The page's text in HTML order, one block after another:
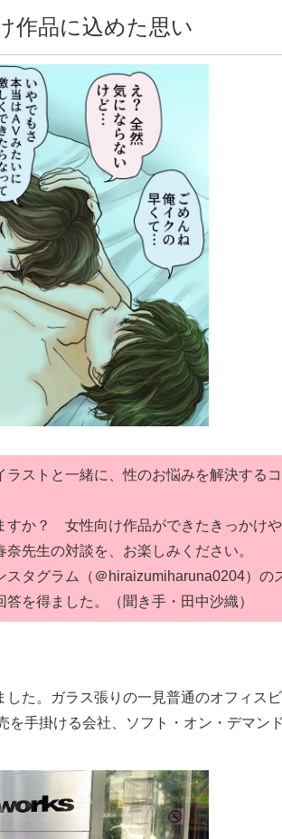
作品に込めた思い
ストと一緒に、性のお悩みを解決する
か？ 女性向け作品ができたきっかけ
先生の対談を、お楽しみください。
タグラム（＠hiraizumiharuna0204）の
を得ました。（聞き手・田中沙織）
た。ガラス張りの一見普通のオフィスビ
手掛ける会社、ソフト・オン・デマンド